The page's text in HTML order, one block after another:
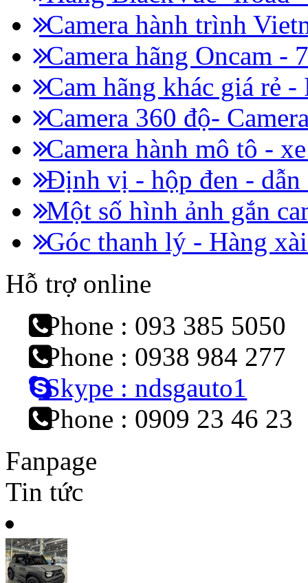
Camera hành trình
Camera hãng Oncam -
Cam hãng khác giá rẻ -
Camera 360 độ-
Camera hành mô tô -
Định vị - hộp đen - dẫn
Một số hình ảnh gắn
Góc thanh lý - Hàng
Hỗ trợ online
Phone : 093 385 5050
Phone : 0938 984 277
Skype : ndsgauto1
Phone : 0909 23 46 23
Fanpage
Tin tức